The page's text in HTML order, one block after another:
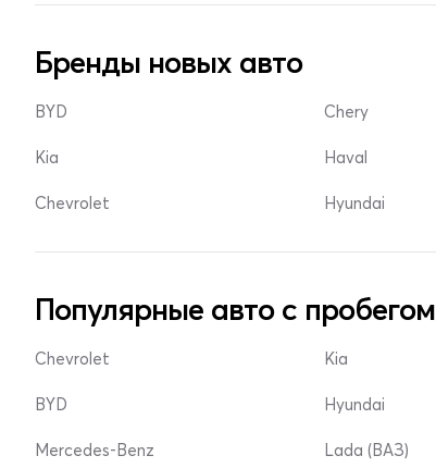
Бренды новых авто
BYD
Kia
Chevrolet
Chery
Haval
Hyundai
Популярные авто с пробегом
Chevrolet
BYD
Mercedes-Benz
Kia
Hyundai
Lada (ВАЗ)